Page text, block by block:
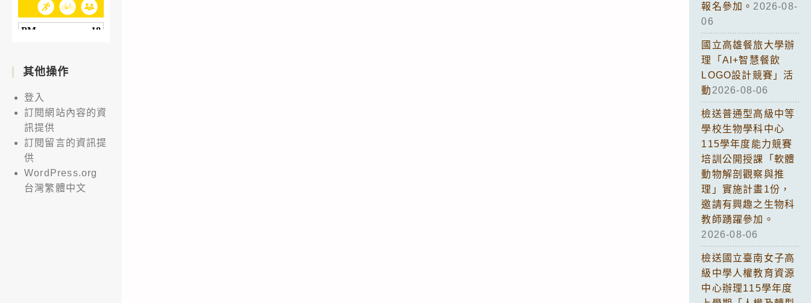
其他操作
登入
訂閱網站內容的資
訊提供
訂閱留言的資訊提
供
WordPress.org
台灣繁體中文
報名參加。 2026-08-
06
國立高雄餐旅大學辦
理「AI+智慧餐飲
LOGO設計競賽」活
動 2026-08-06
檢送普通型高級中等
學校生物學科中心
115學年度能力競賽
培訓公開授課「軟體
動物解剖觀察與推
理」實施計畫1份，
邀請有興趣之生物科
教師踴躍參加。
2026-08-06
檢送國立臺南女子高
級中學人權教育資源
中心辦理115學年度